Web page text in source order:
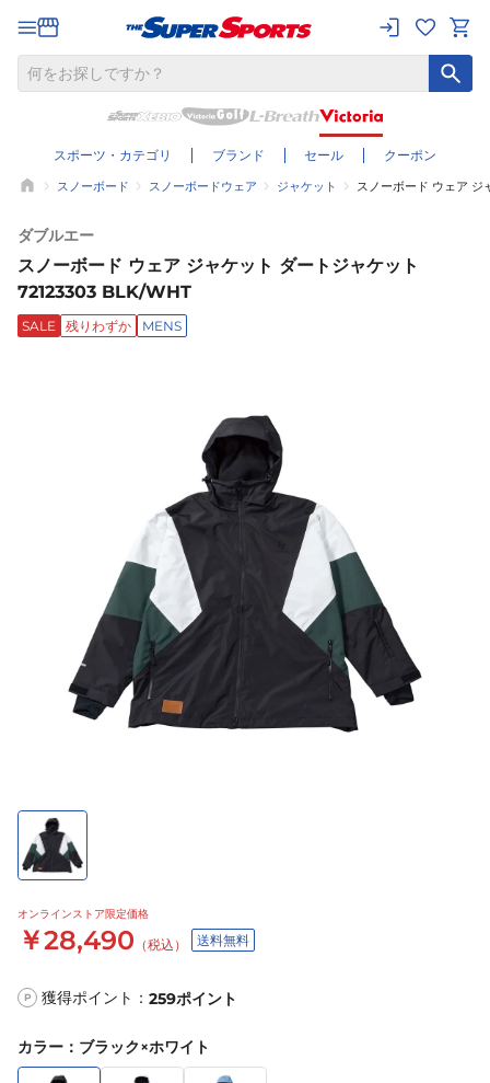
スポーツ・カテゴリ ブランド セール クーポン
スノーボード スノーボードウェア ジャケット スノーボード ウェア
ダブルエー
スノーボード ウェア ジャケット ダートジャケット
72123303 BLK/WHT
SALE 残りわずか MENS
オンラインストア限定価格
￥28,490 （税込） 送料無料
P 獲得ポイント： 259ポイント
カラー ： ブラック×ホワイト